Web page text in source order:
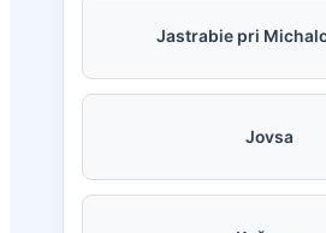
Jastrabie pri
Jovsa